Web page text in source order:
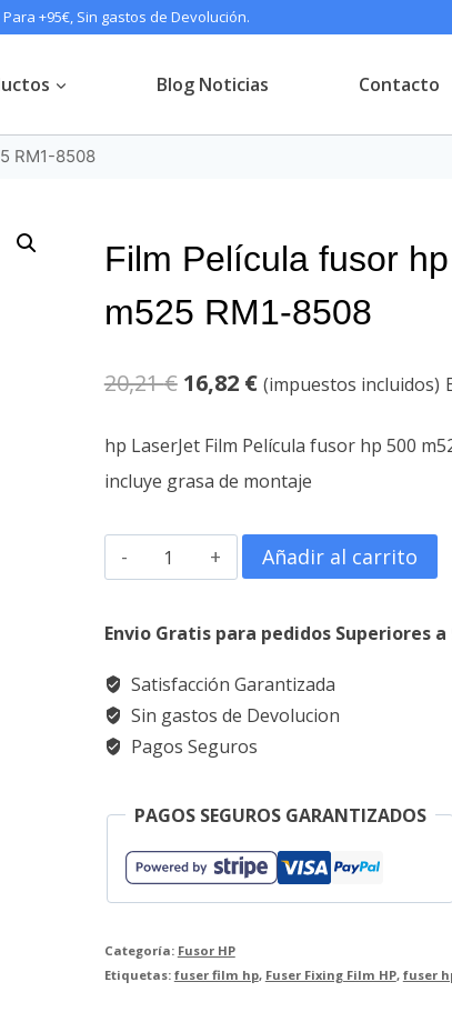
+95€, Sin gastos de Devolución.
Blog Noticias Contacto
RM1-8508
Film Película fusor
m525 RM1-8508
20,21€ El
original
20,21 €.
16,82 €El
actual
16,82 €.
(impuestos incluidos)
hp LaserJet Film Película fusor hp 500
incluye grasa de montaje
Film
Película
fusor
500
m521dn
m525
cantidad
Añadir al carrito
Envio Gratis para pedidos Superiores a
Satisfacción Garantizada
Sin gastos de Devolucion
Pagos Seguros
PAGOS SEGUROS GARANTIZADOS
Categoría: Fusor HP
Etiquetas: fuser film hp, Fuser Fixing Film HP, fuser